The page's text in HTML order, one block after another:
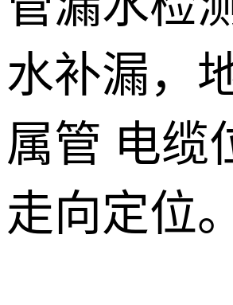
水补漏，
属管 电缆
走向定位。